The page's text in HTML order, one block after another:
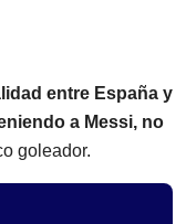
entre España y
a Messi, no
goleador.